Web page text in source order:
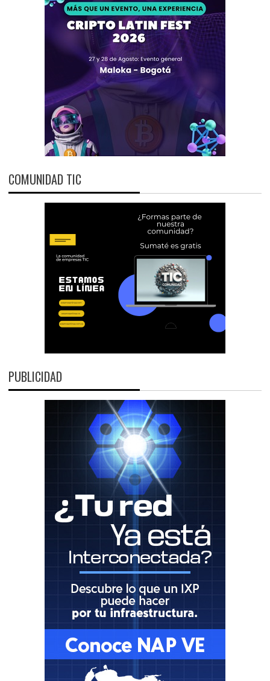
COMUNIDAD TIC
PUBLICIDAD